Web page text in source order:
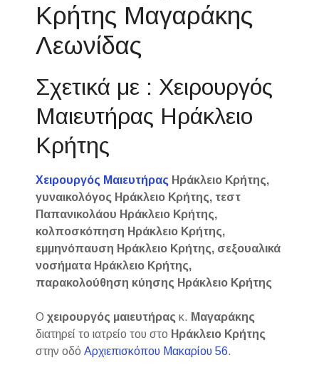
Κρήτης Μαγαράκης
Λεωνίδας
Σχετικά με : Χειρουργός
Μαιευτήρας Ηράκλειο
Κρήτης
Χειρουργός Μαιευτήρας Ηράκλειο Κρήτης,
γυναικολόγος Ηράκλειο Κρήτης, τεστ
Παπανικολάου Ηράκλειο Κρήτης,
κολποσκόπηση Ηράκλειο Κρήτης,
εμμηνόπαυση Ηράκλειο Κρήτης, σεξουαλικά
νοσήματα Ηράκλειο Κρήτης,
παρακολούθηση κύησης Ηράκλειο Κρήτης
Οχειρουργός μαιευτήρας κ. Μαγαράκης
διατηρεί το ιατρείο του στο Ηράκλειο Κρήτης
στην οδόΑρχιεπισκόπου Μακαρίου 56.